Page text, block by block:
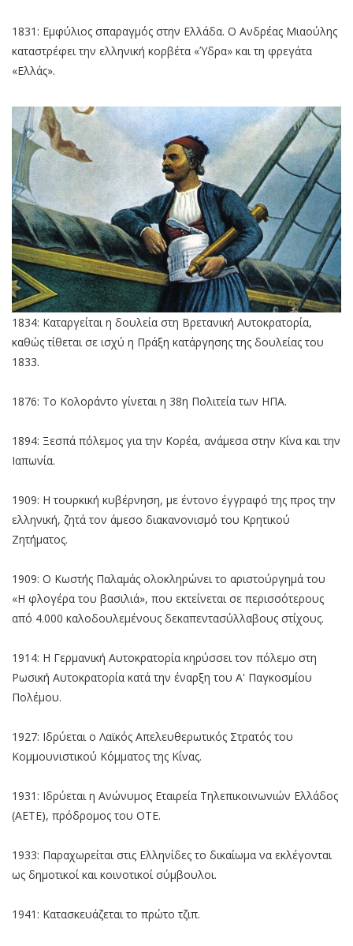
1831: Εμφύλιος σπαραγμός στην Ελλάδα. Ο Ανδρέας Μιαούλης
καταστρέφει την ελληνική κορβέτα «Ύδρα» και τη φρεγάτα
«Ελλάς».
1834: Καταργείται η δουλεία στη Βρετανική Αυτοκρατορία,
καθώς τίθεται σε ισχύ η Πράξη κατάργησης της δουλείας του
1833.
1876: Το Κολοράντο γίνεται η 38η Πολιτεία των ΗΠΑ.
1894: Ξεσπά πόλεμος για την Κορέα, ανάμεσα στην Κίνα και την
Ιαπωνία.
1909: Η τουρκική κυβέρνηση, με έντονο έγγραφό της προς την
ελληνική, ζητά τον άμεσο διακανονισμό του Κρητικού
Ζητήματος.
1909: Ο Κωστής Παλαμάς ολοκληρώνει το αριστούργημά του
«Η φλογέρα του βασιλιά», που εκτείνεται σε περισσότερους
από 4.000 καλοδουλεμένους δεκαπεντασύλλαβους στίχους.
1914: Η Γερμανική Αυτοκρατορία κηρύσσει τον πόλεμο στη
Ρωσική Αυτοκρατορία κατά την έναρξη του Α' Παγκοσμίου
Πολέμου.
1927: Ιδρύεται ο Λαϊκός Απελευθερωτικός Στρατός του
Κομμουνιστικού Κόμματος της Κίνας.
1931: Ιδρύεται η Ανώνυμος Εταιρεία Τηλεπικοινωνιών Ελλάδος
(ΑΕΤΕ), πρόδρομος του ΟΤΕ.
1933: Παραχωρείται στις Ελληνίδες το δικαίωμα να εκλέγονται
ως δημοτικοί και κοινοτικοί σύμβουλοι.
1941: Κατασκευάζεται το πρώτο τζιπ.